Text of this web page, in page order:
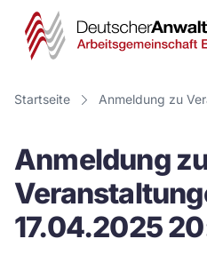
Startseite
Anmeldung
17.04.2025